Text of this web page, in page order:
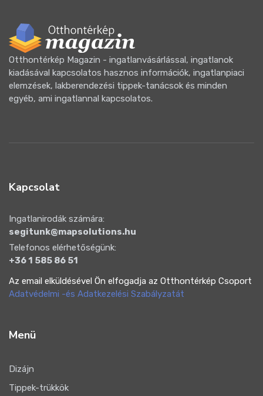
Otthontérkép Magazin - ingatlanvásárlással, ingatlanok
kiadásával kapcsolatos hasznos információk, ingatlanpiaci
elemzések, lakberendezési tippek-tanácsok és minden
egyéb, ami ingatlannal kapcsolatos.
Kapcsolat
Ingatlanirodák számára:
segitunk@mapsolutions.hu
Telefonos elérhetőségünk:
+36 1 585 86 51
Az email elküldésével Ön elfogadja az Otthontérkép Csoport
Adatvédelmi -és Adatkezelési Szabályzatát
Menü
Dizájn
Tippek-trükkök